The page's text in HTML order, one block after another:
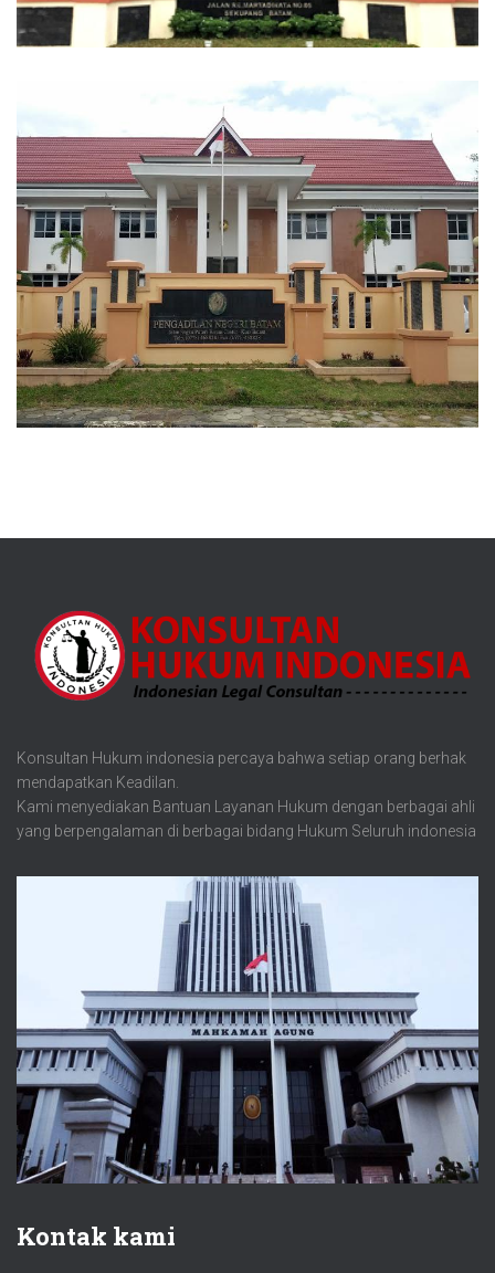
Konsultan Hukum indonesia percaya bahwa setiap orang berhak
mendapatkan Keadilan.
Kami menyediakan Bantuan Layanan Hukum dengan berbagai ahli
yang berpengalaman di berbagai bidang Hukum Seluruh indonesia
Kontak kami